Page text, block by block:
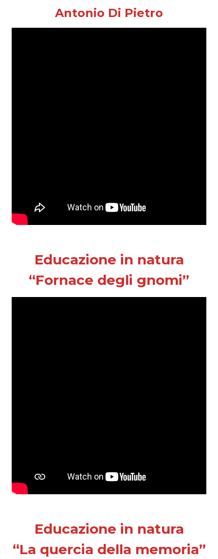
Antonio Di Pietro
Educazione in natura
“Fornace degli gnomi”
Educazione in natura
“La quercia della memoria”